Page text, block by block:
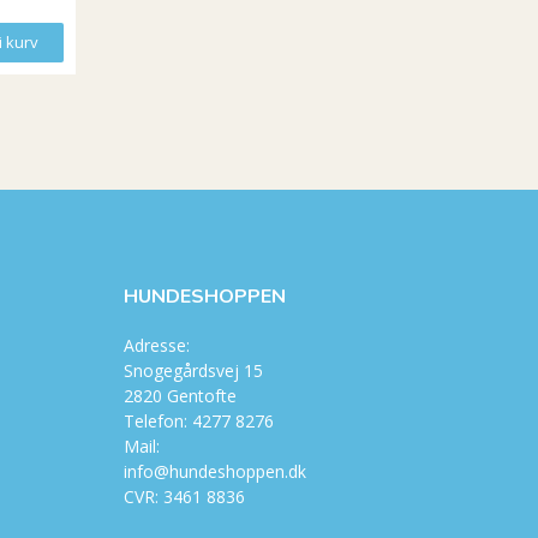
kurv
HUNDESHOPPEN
Adresse:
Snogegårdsvej 15
2820 Gentofte
Telefon: 4277 8276
Mail:
info@hundeshoppen.dk
CVR: 3461 8836